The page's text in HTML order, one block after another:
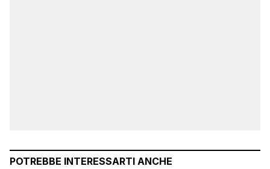
POTREBBE INTERESSARTI ANCHE